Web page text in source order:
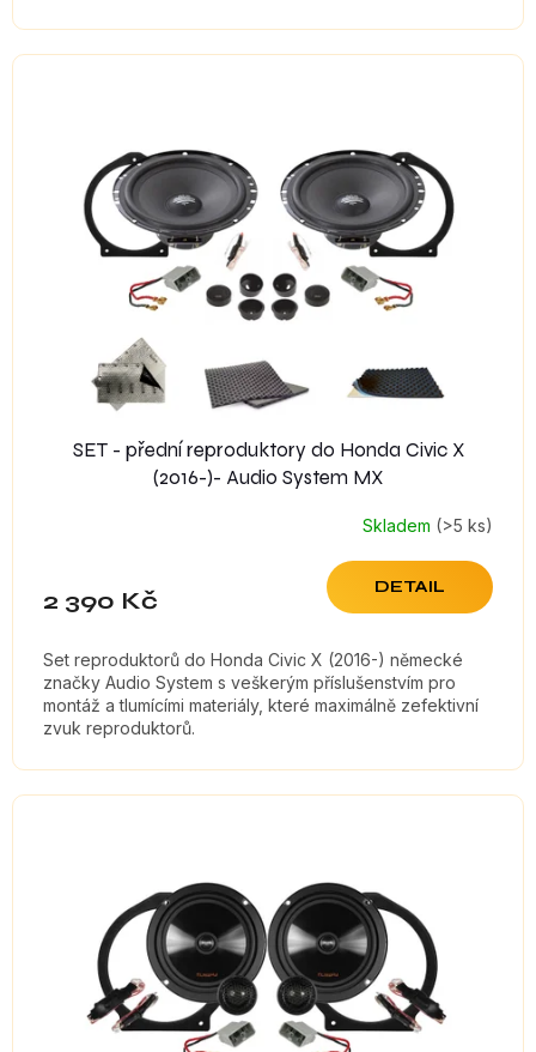
SET - přední reproduktory do Honda Civic X
(2016-)- Audio System MX
Skladem (>5 ks)
2 390 Kč DETAIL
Set reproduktorů do Honda Civic X (2016-) německé
značky Audio System s veškerým příslušenstvím pro
montáž a tlumícími materiály, které maximálně zefektivní
zvuk reproduktorů.